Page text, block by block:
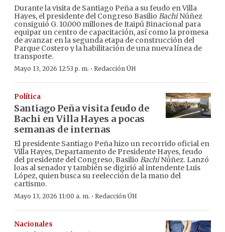
Durante la visita de Santiago Peña a su feudo en Villa
Hayes, el presidente del Congreso Basilio BachiNúñez
consiguió G. 10.000 millones de Itaipú Binacional para
equipar un centro de capacitación, así como la promesa
de avanzar en la segunda etapa de construcción del
Parque Costero y la habilitación de una nueva línea de
transporte.
Mayo 13, 2026 12:53 p. m. · Redacción ÚH
Política
Santiago Peña visita feudo de
Bachi en Villa Hayes a pocas
semanas de internas
El presidente Santiago Peña hizo un recorrido oficial en
Villa Hayes, Departamento de Presidente Hayes, feudo
del presidente del Congreso, Basilio BachiNúñez. Lanzó
loas al senador y también se digirió al intendente Luis
López, quien busca su reelección de la mano del
cartismo.
Mayo 13, 2026 11:00 a. m. · Redacción ÚH
Nacionales